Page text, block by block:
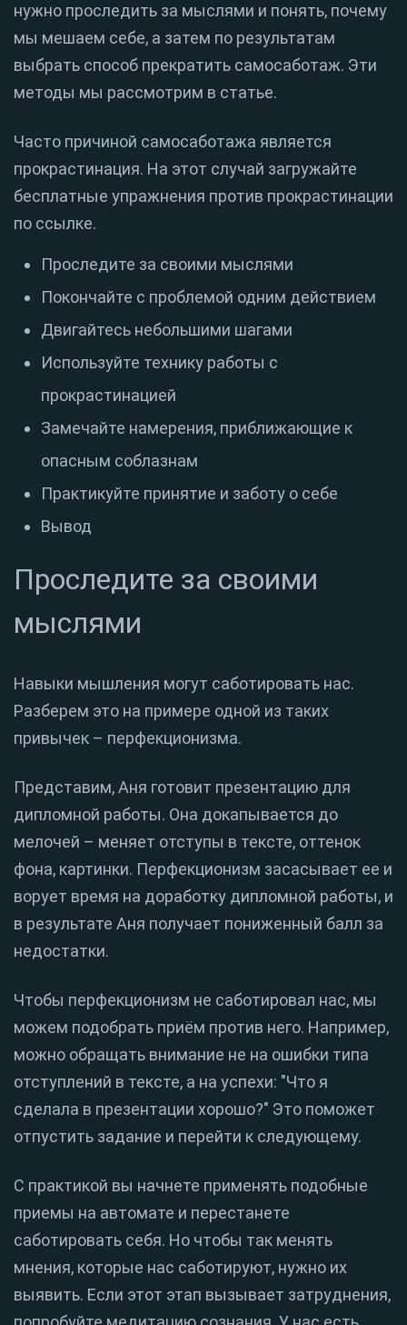
нужно проследить за мыслями и понять, почему
мы мешаем себе, а затем по результатам
выбрать способ прекратить самосаботаж. Эти
методы мы рассмотрим в статье.
Часто причиной самосаботажа является
прокрастинация. На этот случай загружайте
бесплатные упражнения против прокрастинации
по ссылке.
Проследите за своими мыслями
Покончайте с проблемой одним действием
Двигайтесь небольшими шагами
Используйте технику работы с
прокрастинацией
Замечайте намерения, приближающие к
опасным соблазнам
Практикуйте принятие и заботу о себе
Вывод
Проследите за своими
мыслями
Навыки мышления могут саботировать нас.
Разберем это на примере одной из таких
привычек – перфекционизма.
Представим, Аня готовит презентацию для
дипломной работы. Она докапывается до
мелочей – меняет отступы в тексте, оттенок
фона, картинки. Перфекционизм засасывает ее и
ворует время на доработку дипломной работы, и
в результате Аня получает пониженный балл за
недостатки.
Чтобы перфекционизм не саботировал нас, мы
можем подобрать приём против него. Например,
можно обращать внимание не на ошибки типа
отступлений в тексте, а на успехи: "Что я
сделала в презентации хорошо?" Это поможет
отпустить задание и перейти к следующему.
С практикой вы начнете применять подобные
приемы на автомате и перестанете
саботировать себя. Но чтобы так менять
мнения, которые нас саботируют, нужно их
выявить. Если этот этап вызывает затруднения,